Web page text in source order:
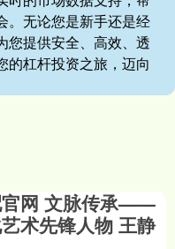
。无论您是新手还是经
您提供安全、高效、透
的杠杆投资之旅，迈向
官网 文脉传承——
术先锋人物 王静